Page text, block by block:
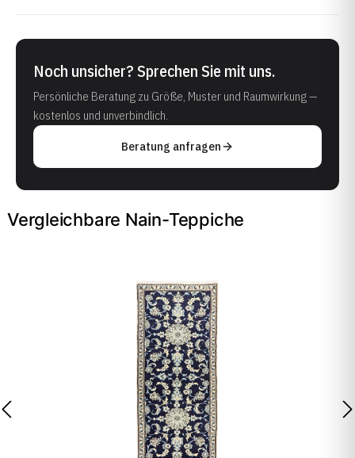
Noch unsicher? Sprechen Sie mit uns.
Persönliche Beratung zu Größe, Muster und Raumwirkung —
kostenlos und unverbindlich.
Beratung anfragen
Vergleichbare Nain-Teppiche